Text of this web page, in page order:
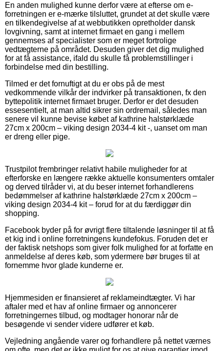
En anden mulighed kunne derfor være at efterse om e-
forretningen er e-mærke tilsluttet, grundet at det skulle være
en tilkendegivelse af at webbutikken opretholder dansk
lovgivning, samt at internet firmaet en gang i mellem
gennemses af specialister som er meget fortrolige
vedtægterne på området. Desuden giver det dig mulighed
for at få assistance, ifald du skulle få problemstillinger i
forbindelse med din bestilling.
Tilmed er det fornuftigt at du er obs på de mest
vedkommende vilkår der indvirker på transaktionen, fx den
byttepolitik internet firmaet bruger. Derfor er det desuden
essesentielt, at man altid sikrer sin ordremail, således man
senere vil kunne bevise købet af kathrine halstørklæde
27cm x 200cm – viking design 2034-4 kit -, uanset om man
er dreng eller pige.
Trustpilot frembringer relativt habile muligheder for at
efterforske en længere række aktuelle konsumenters omtaler
og derved tilråder vi, at du beser internet forhandlerens
bedømmelser af kathrine halstørklæde 27cm x 200cm –
viking design 2034-4 kit – forud for at du færdiggør din
shopping.
Facebook byder på for øvrigt flere tiltalende løsninger til at få
et kig ind i online forretningens kundefokus. Foruden det er
der faktisk netshops som giver folk mulighed for at forfatte en
anmeldelse af deres køb, som ydermere bør bruges til at
fornemme hvor glade kunderne er.
Hjemmesiden er finansieret af reklameindtægter. Vi har
aftaler med et hav af online firmaer og annoncerer
forretningernes tilbud, og modtager honorar når de
besøgende vi sender videre udfører et køb.
Vejledning angående varer og forhandlere på nettet værnes